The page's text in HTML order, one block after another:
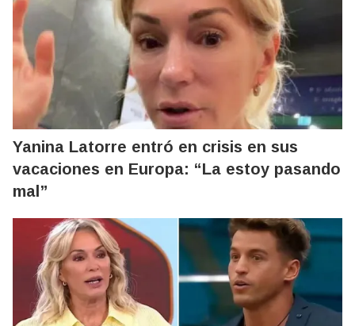
Yanina Latorre entró en crisis en sus
vacaciones en Europa: “La estoy pasando
mal”